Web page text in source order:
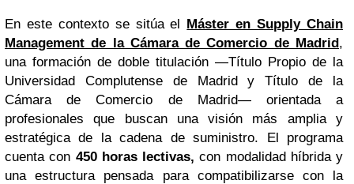
En este contexto se sitúa el Máster en Supply Chain
Management de la Cámara de Comercio de Madrid,
una formación de doble titulación —Título Propio de la
Universidad Complutense de Madrid y Título de la
Cámara de Comercio de Madrid— orientada a
profesionales que buscan una visión más amplia y
estratégica de la cadena de suministro. El programa
cuenta con 450 horas lectivas, con modalidad híbrida y
una estructura pensada para compatibilizarse con la